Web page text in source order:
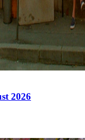
2026